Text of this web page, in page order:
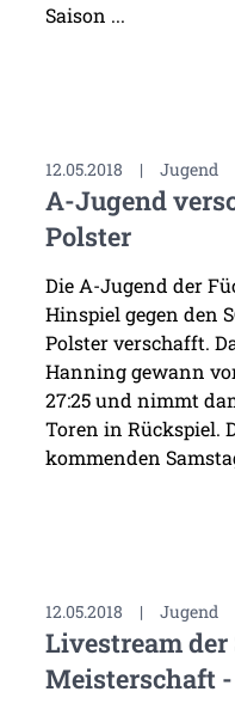
Saison ...
12.05.2018 | Jugend
A-Jugend
Polster
Die A-Jugend der
Hinspiel gegen den
Polster verschafft.
Hanning gewann
27:25 und nimmt
Toren in Rückspiel.
kommenden
12.05.2018 | Jugend
Livestream der
Meisterschaft -